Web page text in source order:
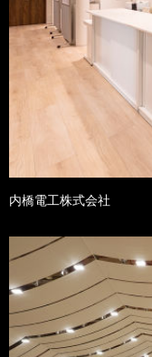
内橋電工株式会社